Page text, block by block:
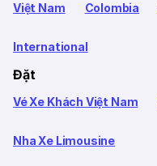
Việt Nam Colombia
International
Đặt
Vé Xe Khách Việt Nam
Nha Xe Limousine